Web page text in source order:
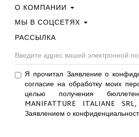
Свяжитесь С Нами
Условия Покупки
Руководство По Выбору Размера
О КОМПАНИИ
Политика Конфиденциальности
Политика В Отношении Файлов
GPSR
МЫ В СОЦСЕТЯХ
Facebook
Instagram
Pinterest
Twitter
YouTube
LinkedIn
РАССЫЛКА
Я прочитал Заявление о
согласие на обработку моих
целью получения
MANIFATTURE ITALIANE
Заявлением о